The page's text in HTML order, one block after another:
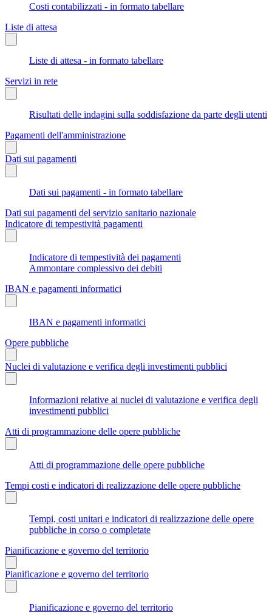
Costi contabilizzati - in formato tabellare
Liste di attesa
Liste di attesa - in formato tabellare
Servizi in rete
Risultati delle indagini sulla soddisfazione da parte degli utenti
Pagamenti dell'amministrazione
Dati sui pagamenti
Dati sui pagamenti - in formato tabellare
Dati sui pagamenti del servizio sanitario nazionale
Indicatore di tempestività pagamenti
Indicatore di tempestività dei pagamenti
Ammontare complessivo dei debiti
IBAN e pagamenti informatici
IBAN e pagamenti informatici
Opere pubbliche
Nuclei di valutazione e verifica degli investimenti pubblici
Informazioni relative ai nuclei di valutazione e verifica degli
investimenti pubblici
Atti di programmazione delle opere pubbliche
Atti di programmazione delle opere pubbliche
Tempi costi e indicatori di realizzazione delle opere pubbliche
Tempi, costi unitari e indicatori di realizzazione delle opere
pubbliche in corso o completate
Pianificazione e governo del territorio
Pianificazione e governo del territorio
Pianificazione e governo del territorio